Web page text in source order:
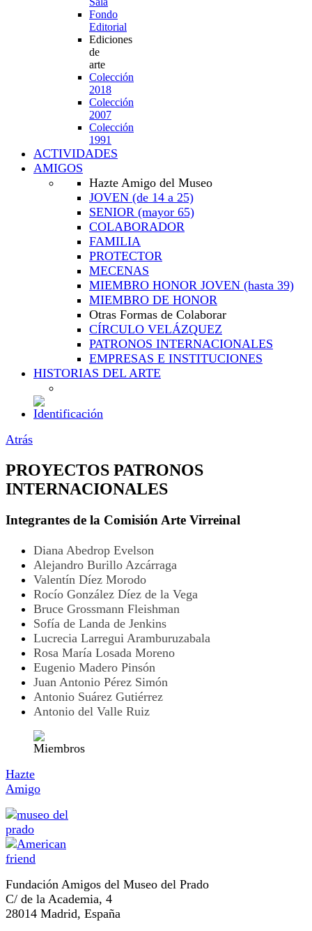
Fondo
Editorial
Ediciones
de
arte
Colección
2018
Colección
2007
Colección
1991
ACTIVIDADES
AMIGOS
Hazte Amigo del Museo
JOVEN (de 14 a 25)
SENIOR (mayor 65)
COLABORADOR
FAMILIA
PROTECTOR
MECENAS
MIEMBRO HONOR JOVEN (hasta 39)
MIEMBRO DE HONOR
Otras Formas de Colaborar
CÍRCULO VELÁZQUEZ
PATRONOS INTERNACIONALES
EMPRESAS E INSTITUCIONES
HISTORIAS DEL ARTE
Atrás
PROYECTOS PATRONOS
INTERNACIONALES
Integrantes de la Comisión Arte Virreinal
Diana Abedrop Evelson
Alejandro Burillo Azcárraga
Valentín Díez Morodo
Rocío González Díez de la Vega
Bruce Grossmann Fleishman
Sofía de Landa de Jenkins
Lucrecia Larregui Aramburuzabala
Rosa María Losada Moreno
Eugenio Madero Pinsón
Juan Antonio Pérez Simón
Antonio Suárez Gutiérrez
Antonio del Valle Ruiz
Hazte
Amigo
Fundación Amigos del Museo del Prado
C/ de la Academia, 4
28014 Madrid, España